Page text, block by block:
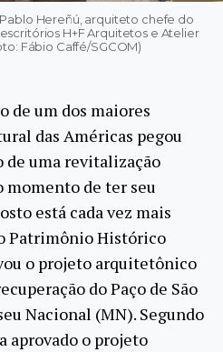
Hereñú, arquiteto chefe do
H+F Arquitetos e Atelier
Fábio Caffé/SGCOM)
de um dos maiores
das Américas pegou
de uma revitalização
momento de ter seu
está cada vez mais
Patrimônio Histórico
o projeto arquitetônico
do Paço de São
Nacional (MN). Segundo
aprovado o projeto